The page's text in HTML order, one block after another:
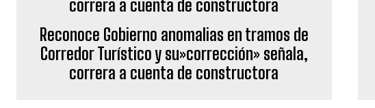
Reconoce Gobierno anomalias en tramos de
Corredor Turístico y su»corrección» señala,
correra a cuenta de constructora